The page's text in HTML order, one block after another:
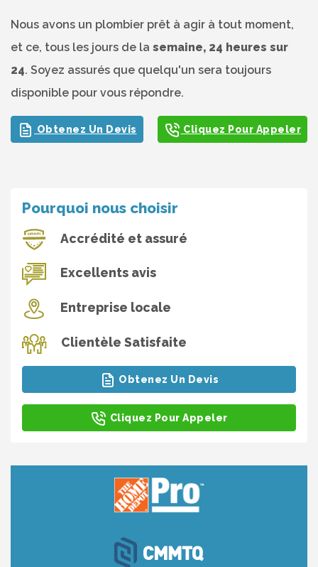
Nous avons un plombier prêt à agir à tout moment,
et ce, tous les jours de la semaine, 24 heures sur
24. Soyez assurés que quelqu'un sera toujours
disponible pour vous répondre.
Obtenez Un Devis Cliquez Pour Appeler
Pourquoi nous choisir
Accrédité et assuré
Excellents avis
Entreprise locale
Clientèle Satisfaite
Obtenez Un Devis
Cliquez Pour Appeler